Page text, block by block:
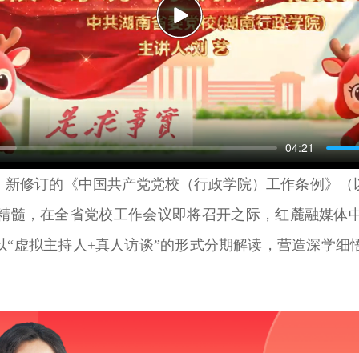
04:21
Play
修订的《中国共产党党校（行政学院）工作条例》
，在全省党校工作会议即将召开之际，红麓融媒体
虚拟主持人+真人访谈”的形式分期解读，营造深学